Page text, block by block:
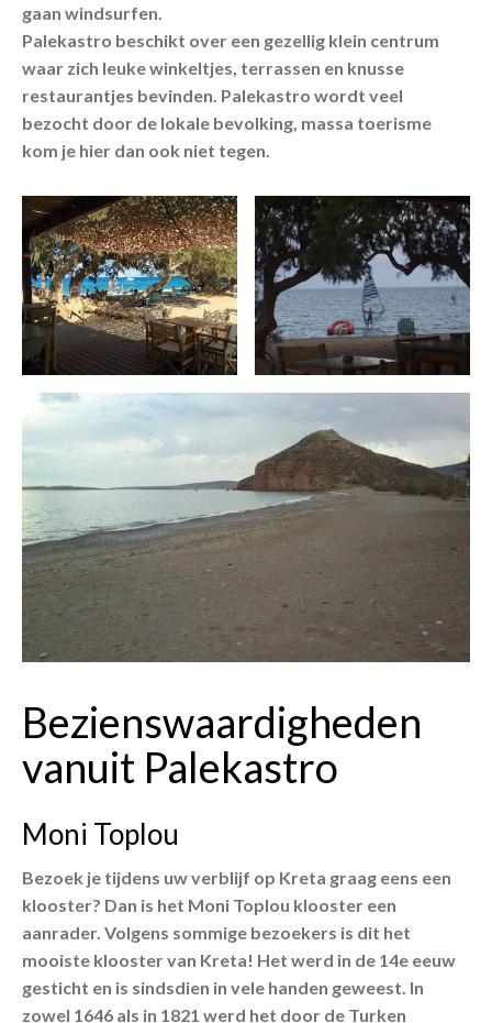
gaan windsurfen.
Palekastro beschikt over een gezellig klein centrum
waar zich leuke winkeltjes, terrassen en knusse
restaurantjes bevinden. Palekastro wordt veel
bezocht door de lokale bevolking, massa toerisme
kom je hier dan ook niet tegen.
Bezienswaardigheden
vanuit Palekastro
Moni Toplou
Bezoek je tijdens uw verblijf op Kreta graag eens een
klooster? Dan is het Moni Toplou klooster een
aanrader. Volgens sommige bezoekers is dit het
mooiste klooster van Kreta! Het werd in de 14e eeuw
gesticht en is sindsdien in vele handen geweest. In
zowel 1646 als in 1821 werd het door de Turken